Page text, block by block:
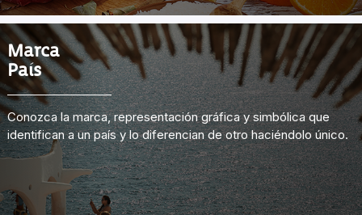
Marca
País
Conozca la marca, representación gráfica y simbólica que
identifican a un país y lo diferencian de otro haciéndolo único.